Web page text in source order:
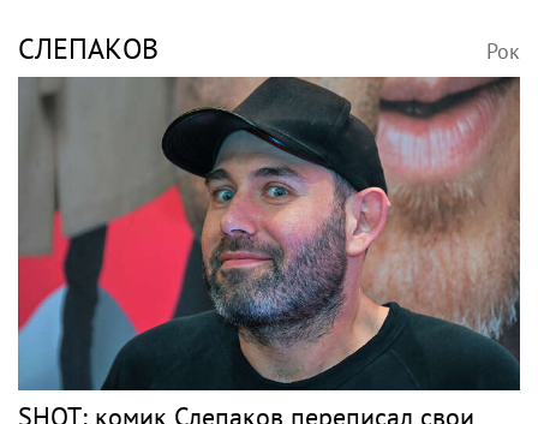
В России ликвидируют компанию Элджея
Барды
РОЗЕНБАУМ Рок